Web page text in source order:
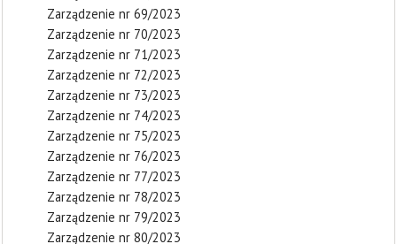
Zarządzenie nr 69/2023
Zarządzenie nr 70/2023
Zarządzenie nr 71/2023
Zarządzenie nr 72/2023
Zarządzenie nr 73/2023
Zarządzenie nr 74/2023
Zarządzenie nr 75/2023
Zarządzenie nr 76/2023
Zarządzenie nr 77/2023
Zarządzenie nr 78/2023
Zarządzenie nr 79/2023
Zarządzenie nr 80/2023